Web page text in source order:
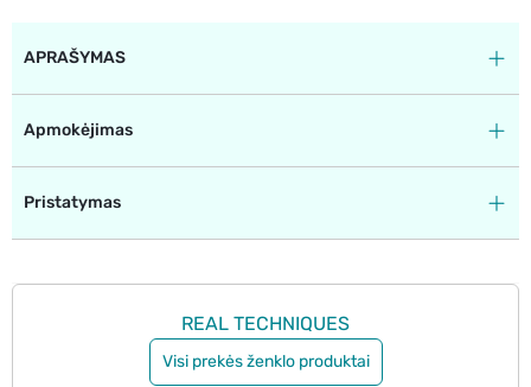
APRAŠYMAS
Apmokėjimas
Pristatymas
REAL TECHNIQUES
Visi prekės ženklo produktai